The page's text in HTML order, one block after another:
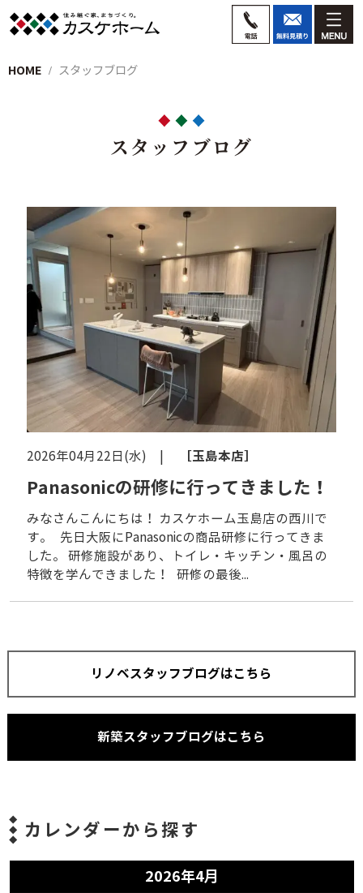
HOME スタッフブログ
スタッフブログ
2026年04月22日(水) | ［玉島本店］
Panasonicの研修に行ってきました！
みなさんこんにちは！ カスケホーム玉島店の西川で
す。 先日大阪にPanasonicの商品研修に行ってきま
した。 研修施設があり、トイレ・キッチン・風呂の
特徴を学んできました！ 研修の最後...
リノベスタッフブログはこちら
新築スタッフブログはこちら
カレンダーから探す
2026年4月